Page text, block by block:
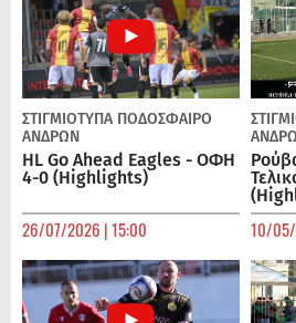
ΣΤΙΓΜΙΟΤΥΠΑ ΠΟΔΌΣΦΑΙΡΟ
ΑΝΔΡΏΝ
HL Go Ahead Eagles - ΟΦΗ
4-0 (Highlights)
26/07/2026 | 15:00 10/